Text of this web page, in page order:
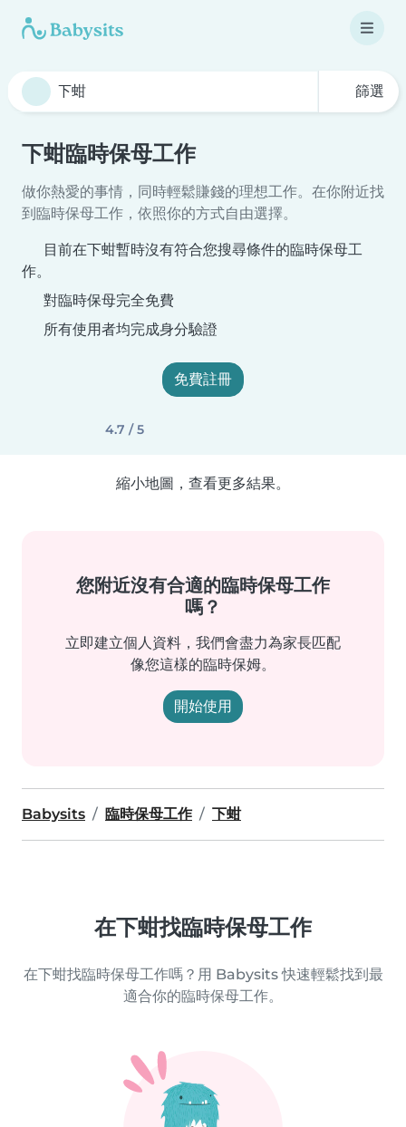
篩選
下蚶臨時保母工作
做你熱愛的事情，同時輕鬆賺錢的理想工作。在你附近找
到臨時保母工作，依照你的方式自由選擇。
目前在下蚶暫時沒有符合您搜尋條件的臨時保母工
作。
對臨時保母完全免費
所有使用者均完成身分驗證
免費註冊
4.7 / 5
縮小地圖，查看更多結果。
您附近沒有合適的臨時保母工作
嗎？
立即建立個人資料，我們會盡力為家長匹配
像您這樣的臨時保姆。
開始使用
Babysits 臨時保母工作 下蚶
在下蚶找臨時保母工作
在下蚶找臨時保母工作嗎？用 Babysits 快速輕鬆找到最
適合你的臨時保母工作。